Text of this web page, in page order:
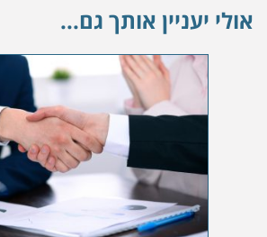
אולי יעניין אותך גם...